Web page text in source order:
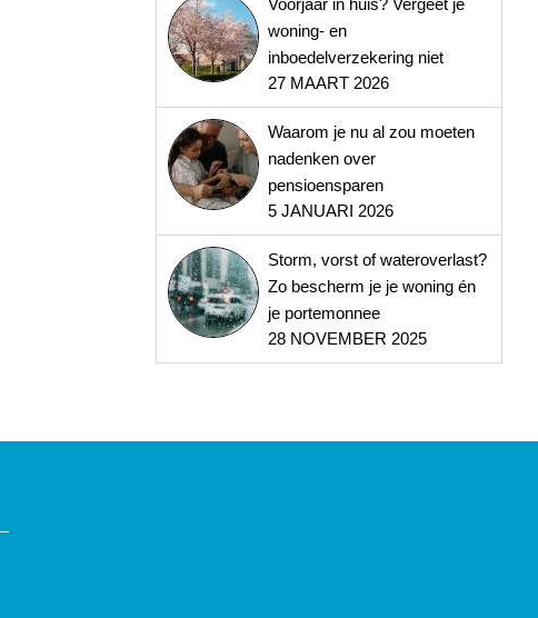
woning- en
inboedelverzekering niet
27 MAART 2026
Waarom je nu al zou moeten
nadenken over
pensioensparen
5 JANUARI 2026
Storm, vorst of wateroverlast?
Zo bescherm je je woning én
je portemonnee
28 NOVEMBER 2025